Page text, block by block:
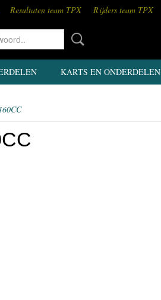
Resultaten team TPX Rijders team TPX
KARTS EN ONDERDELEN